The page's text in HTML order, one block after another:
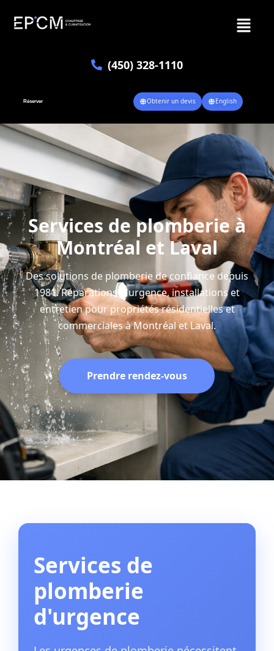
(450) 328-1110
Réserver Obtenir un devis English
Services de plomberie à
Montréal et Laval
Des solutions de plomberie de confiance depuis
1981. Réparations d'urgence, installations et
entretien pour propriétés résidentielles et
commerciales à Montréal et Laval.
Prendre rendez-vous
Services de
plomberie
d'urgence